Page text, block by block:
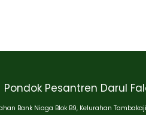
Pondok Pesantren Darul
Bank Niaga Blok B9, Kelurahan